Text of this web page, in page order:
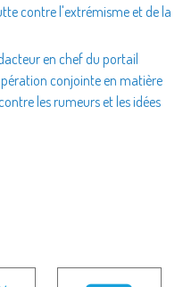
contre l'extrémisme et de la
en chef du portail
conjointe en matière
les rumeurs et les idées